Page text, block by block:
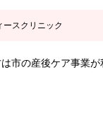
ースクリニック
市の産後ケア事業が